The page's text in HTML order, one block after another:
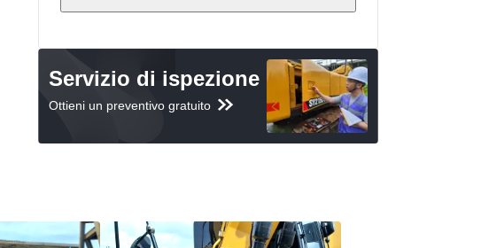
Servizio di ispezione
Ottieni un preventivo gratuito